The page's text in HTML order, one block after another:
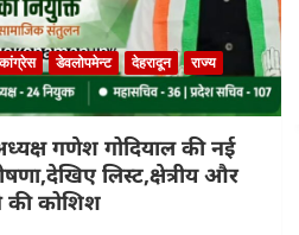
कांग्रेस डेवलोपमेन्ट देहरादून
राज्य
गणेश गोदियाल की नई
लिस्ट,क्षेत्रीय और
की कोशिश